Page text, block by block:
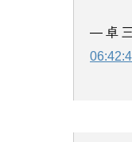
— 卓